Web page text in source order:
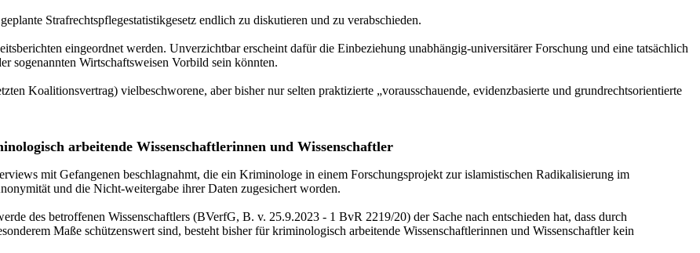
Strafrechtspflegestatistikgesetz endlich zu diskutieren und zu verabschieden.
eingeordnet werden. Unverzichtbar erscheint dafür die Einbeziehung unabhängig-universitärer Forschung und eine tatsächlich
sogenannten Wirtschaftsweisen Vorbild sein könnten.
Koalitionsvertrag) vielbeschworene, aber bisher nur selten praktizierte „vorausschauende, evidenzbasierte und grundrechtsorientierte
arbeitende Wissenschaftlerinnen und Wissenschaftler
mit Gefangenen beschlagnahmt, die ein Kriminologe in einem Forschungsprojekt zur islamistischen Radikalisierung im
und die Nicht-weitergabe ihrer Daten zugesichert worden.
des betroffenen Wissenschaftlers (BVerfG, B. v. 25.9.2023 - 1 BvR 2219/20) der Sache nach entschieden hat, dass durch
Maße schützenswert sind, besteht bisher für kriminologisch arbeitende Wissenschaftlerinnen und Wissenschaftler kein